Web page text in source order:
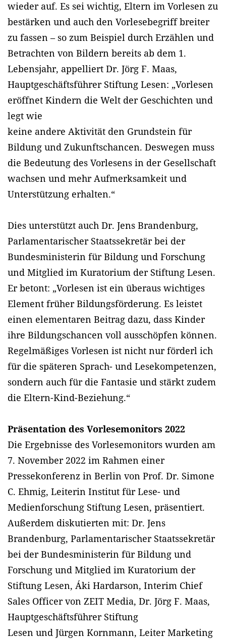
wieder auf. Es sei wichtig, Eltern im Vorlesen zu
bestärken und auch den Vorlesebegriff breiter
zu fassen – so zum Beispiel durch Erzählen und
Betrachten von Bildern bereits ab dem 1.
Lebensjahr, appelliert Dr. Jörg F. Maas,
Hauptgeschäftsführer Stiftung Lesen: „Vorlesen
eröffnet Kindern die Welt der Geschichten und
legt wie
keine andere Aktivität den Grundstein für
Bildung und Zukunftschancen. Deswegen muss
die Bedeutung des Vorlesens in der Gesellschaft
wachsen und mehr Aufmerksamkeit und
Unterstützung erhalten.“
Dies unterstützt auch Dr. Jens Brandenburg,
Parlamentarischer Staatssekretär bei der
Bundesministerin für Bildung und Forschung
und Mitglied im Kuratorium der Stiftung Lesen.
Er betont: „Vorlesen ist ein überaus wichtiges
Element früher Bildungsförderung. Es leistet
einen elementaren Beitrag dazu, dass Kinder
ihre Bildungschancen voll ausschöpfen können.
Regelmäßiges Vorlesen ist nicht nur förderl ich
für die späteren Sprach- und Lesekompetenzen,
sondern auch für die Fantasie und stärkt zudem
die Eltern-Kind-Beziehung.“
Präsentation des Vorlesemonitors 2022
Die Ergebnisse des Vorlesemonitors wurden am
7. November 2022 im Rahmen einer
Pressekonferenz in Berlin von Prof. Dr. Simone
C. Ehmig, Leiterin Institut für Lese- und
Medienforschung Stiftung Lesen, präsentiert.
Außerdem diskutierten mit: Dr. Jens
Brandenburg, Parlamentarischer Staatssekretär
bei der Bundesministerin für Bildung und
Forschung und Mitglied im Kuratorium der
Stiftung Lesen, Áki Hardarson, Interim Chief
Sales Officer von ZEIT Media, Dr. Jörg F. Maas,
Hauptgeschäftsführer Stiftung
Lesen und Jürgen Kornmann, Leiter Marketing